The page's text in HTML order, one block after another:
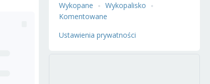
Wykopane
Wykopalisko
Komentowane
Ustawienia prywatności